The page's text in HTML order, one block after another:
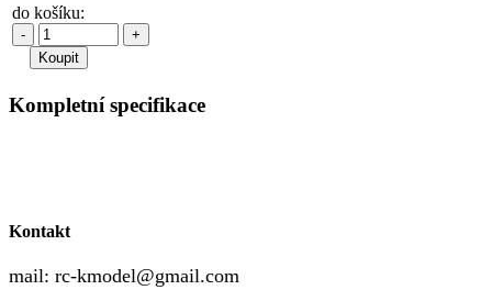
do košíku:
- +
Kompletní specifikace
Kontakt
mail: rc-kmodel@gmail.com